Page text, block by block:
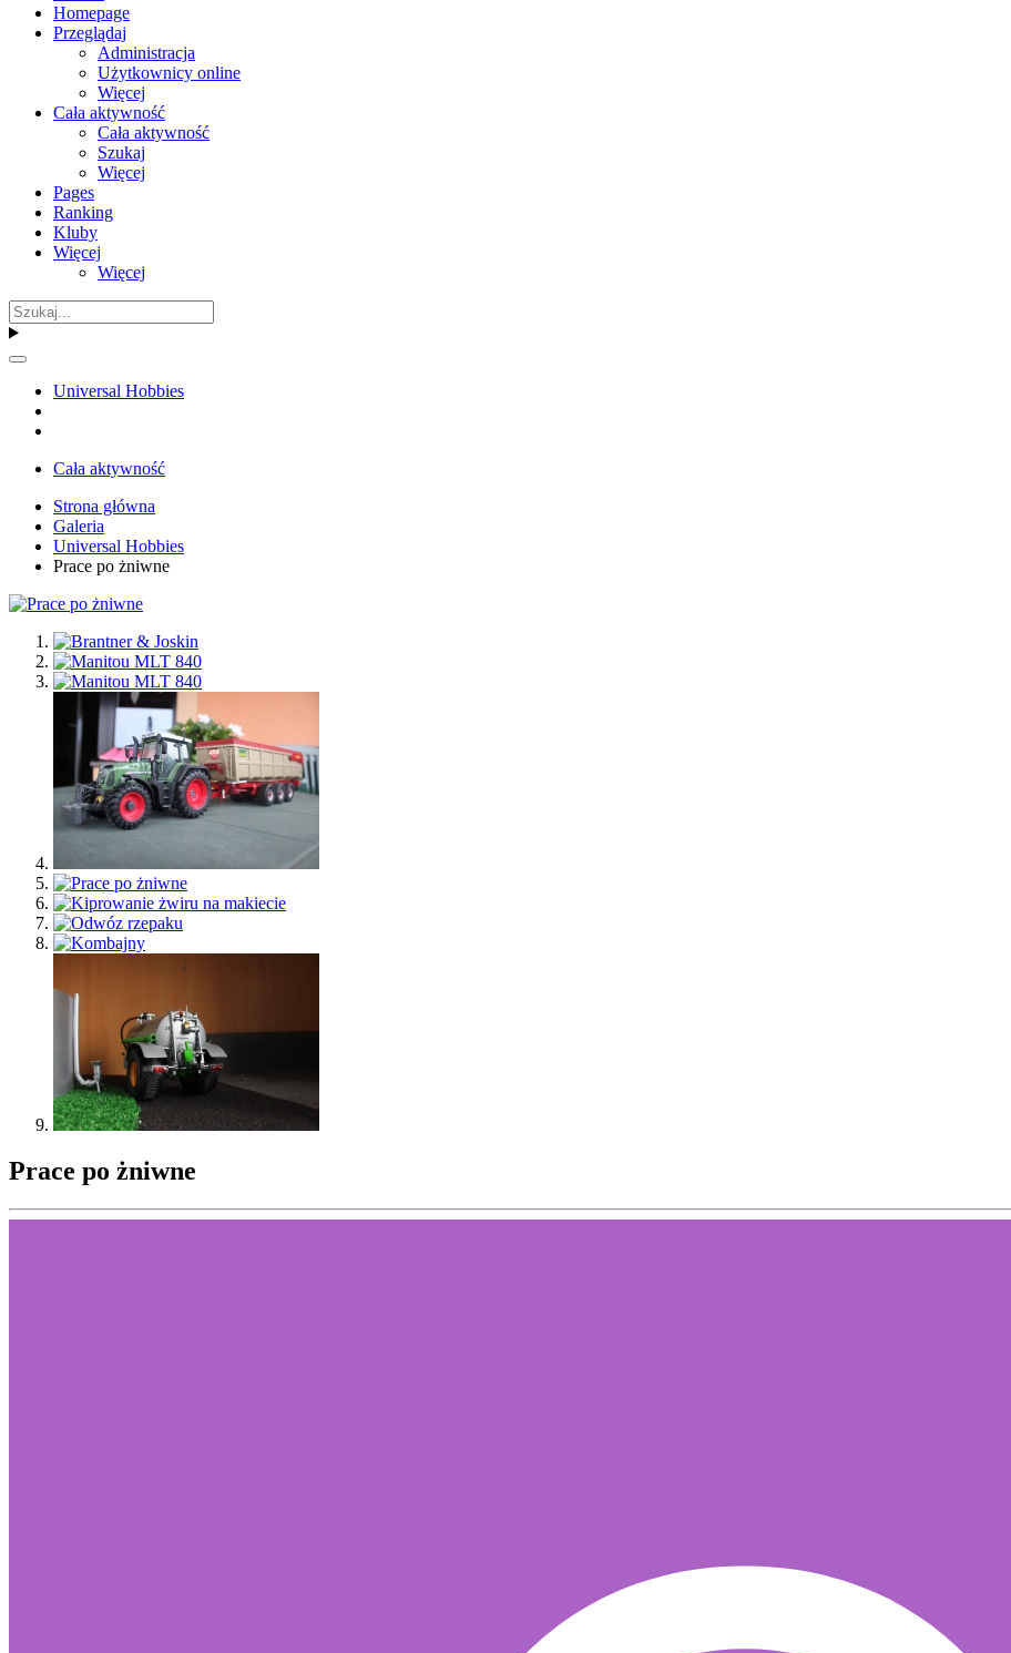
Homepage
Przeglądaj
Administracja
Użytkownicy online
Więcej
Cała aktywność
Cała aktywność
Szukaj
Więcej
Pages
Ranking
Kluby
Więcej
Więcej
Universal Hobbies
Cała aktywność
Strona główna
Galeria
Universal Hobbies
Prace po żniwne
Prace po żniwne